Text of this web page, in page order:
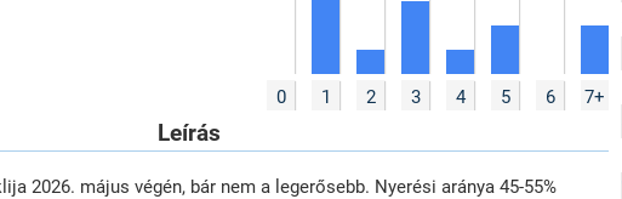
0 1 2 3 4 5 6 7+
Leírás
2026. május végén, bár nem a legerősebb. Nyerési aránya 45-55%